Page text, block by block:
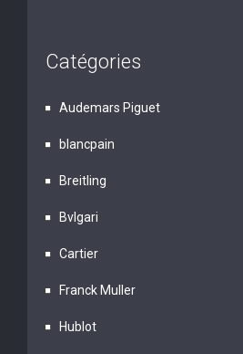
Catégories
Audemars Piguet
blancpain
Breitling
Bvlgari
Cartier
Franck Muller
Hublot